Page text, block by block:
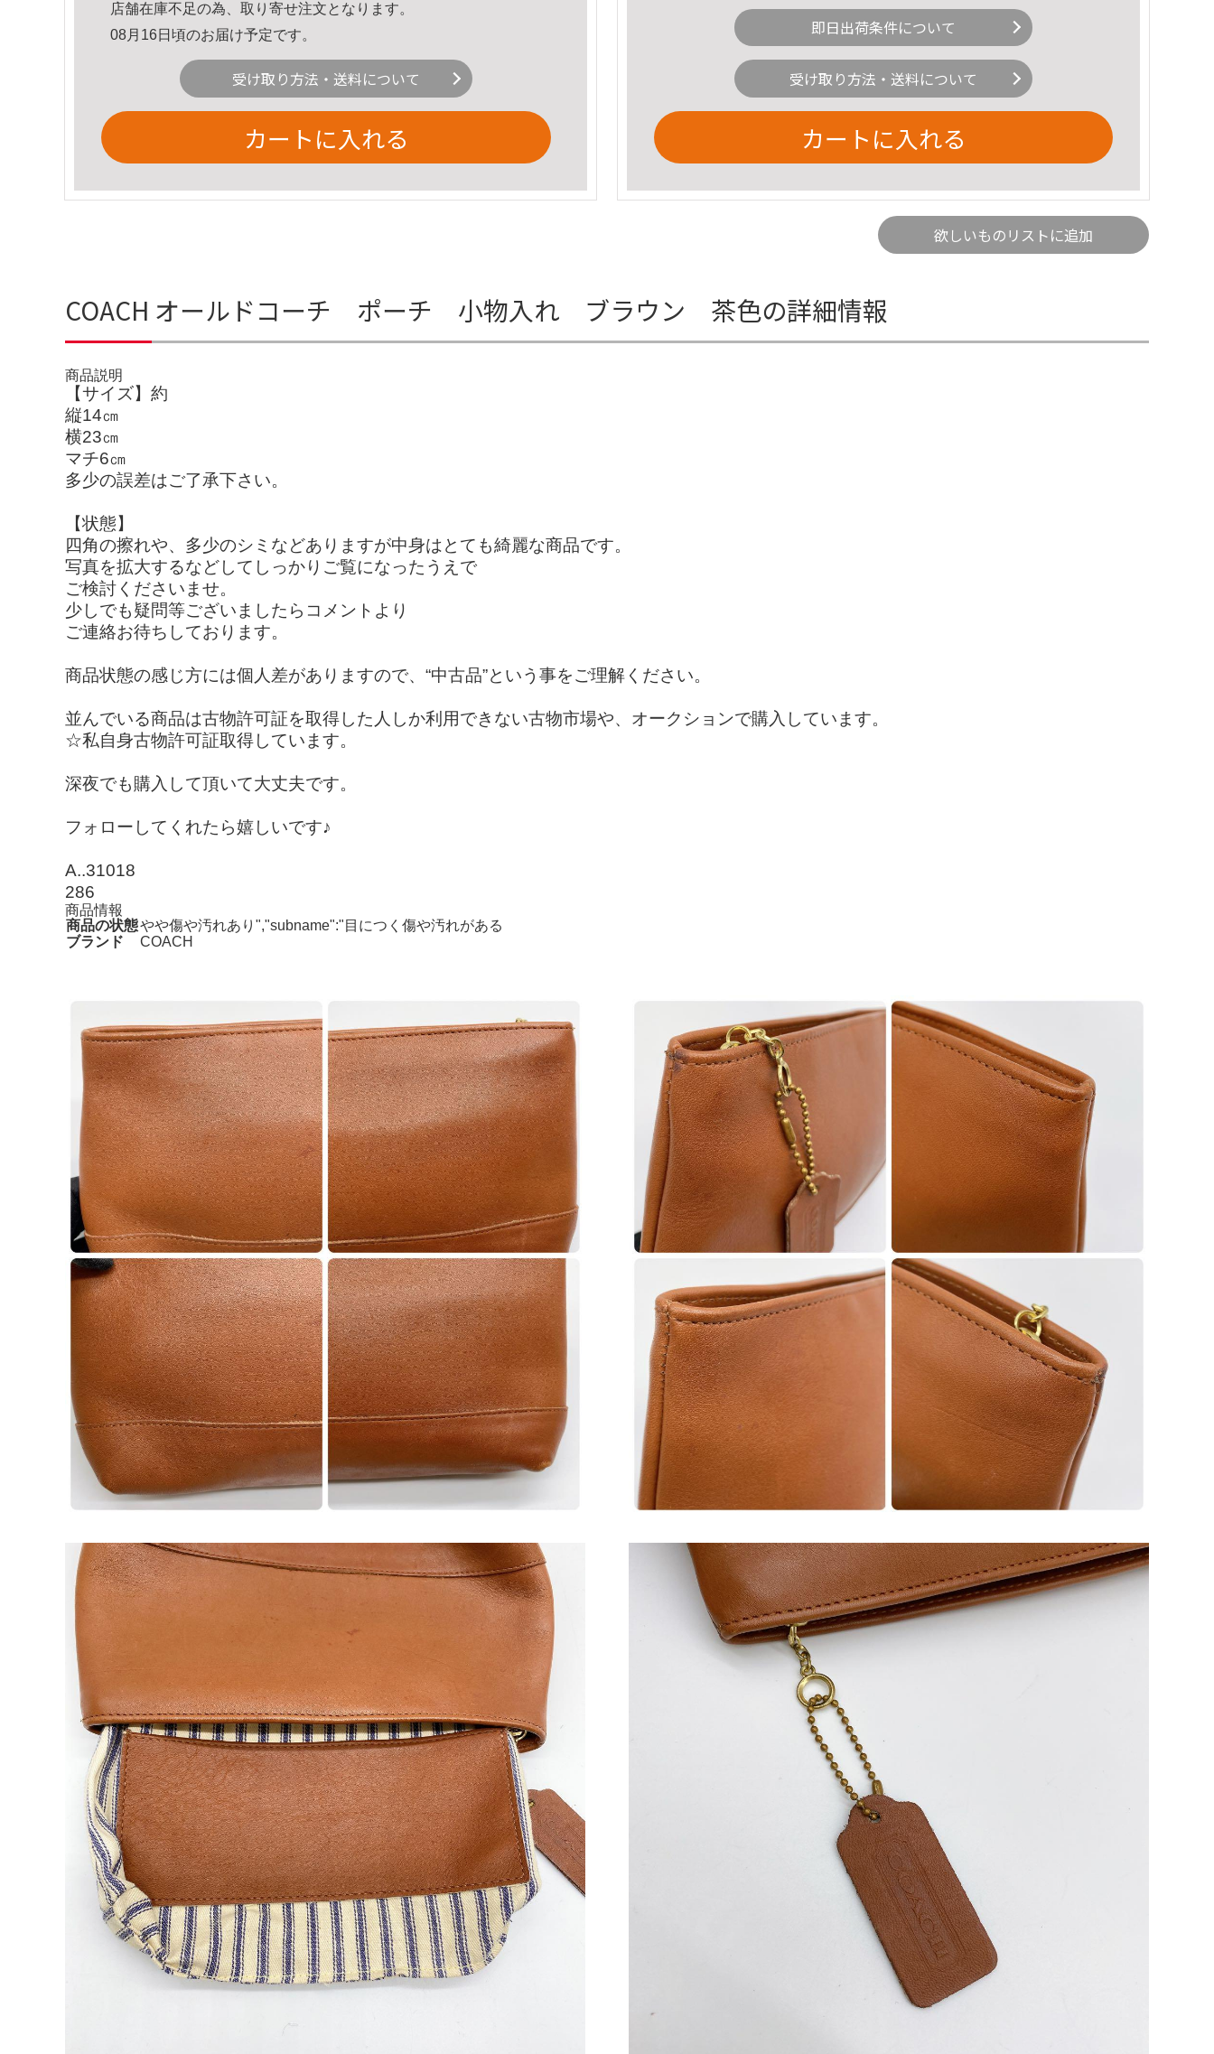
店舗在庫不足の為、取り寄せ注文となります。
08月16日頃のお届け予定です。
受け取り方法・送料について
カートに入れる
即日出荷条件について
受け取り方法・送料について
カートに入れる
欲しいものリストに追加
COACH オールドコーチ ポーチ 小物入れ ブラウン 茶色の詳細情報
商品説明
【サイズ】約
縦14㎝
横23㎝
マチ6㎝
多少の誤差はご了承下さい。
【状態】
四角の擦れや、多少のシミなどありますが中身はとても綺麗な商品です。
写真を拡大するなどしてしっかりご覧になったうえで
ご検討くださいませ。
少しでも疑問等ございましたらコメントより
ご連絡お待ちしております。
商品状態の感じ方には個人差がありますので、“中古品”という事をご理解ください。
並んでいる商品は古物許可証を取得した人しか利用できない古物市場や、オークションで購入しています。
☆私自身古物許可証取得しています。
深夜でも購入して頂いて大丈夫です。
フォローしてくれたら嬉しいです♪
A..31018
286
商品情報
商品の状態やや傷や汚れあり","subname":"目につく傷や汚れがある
ブランド
COACH